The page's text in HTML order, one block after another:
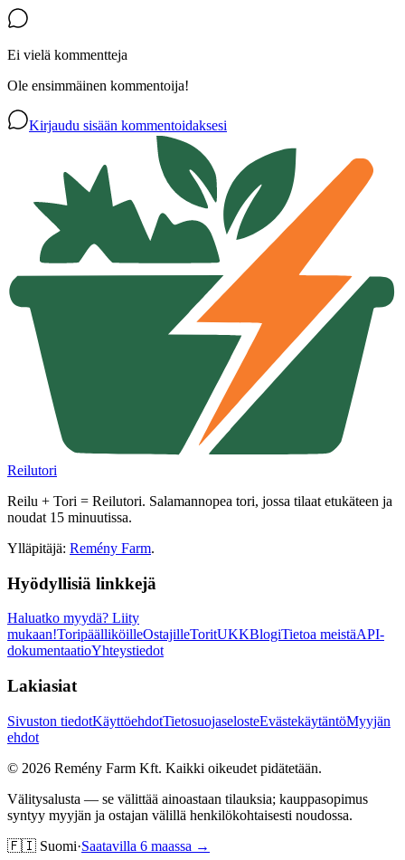
Ei vielä kommentteja
Ole ensimmäinen kommentoija!
Kirjaudu sisään kommentoidaksesi
Reilutori
Reilu + Tori = Reilutori. Salamannopea tori, jossa tilaat etukäteen ja
noudat 15 minuutissa.
Ylläpitäjä: Remény Farm.
Hyödyllisiä linkkejä
Haluatko myydä? Liity
mukaan!ToripäälliköilleOstajilleToritUKKBlogiTietoa meistäAPI-
dokumentaatioYhteystiedot
Lakiasiat
Sivuston tiedotKäyttöehdotTietosuojaselosteEvästekäytäntöMyyjän
ehdot
© 2026 Remény Farm Kft. Kaikki oikeudet pidätetään.
Välitysalusta — se välittää ainoastaan tilauksia; kauppasopimus
syntyy myyjän ja ostajan välillä henkilökohtaisesti noudossa.
🇫🇮 Suomi·Saatavilla 6 maassa →